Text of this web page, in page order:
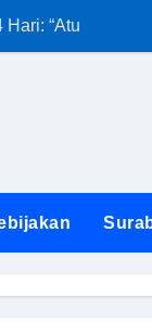
“Aturan dari